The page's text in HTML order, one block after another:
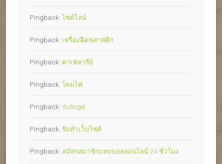
Pingback:ไซด์ไลน์
Pingback: เครื่องฉีดพลาสติก
Pingback: คาเฟ่อารีย์
Pingback: โคมไฟ
Pingback: dultogel.
Pingback: รับทำเว็บไซต์
Pingback: สมัครสมาชิกแทงบอลออนไลน์ 24 ชั่วโมง